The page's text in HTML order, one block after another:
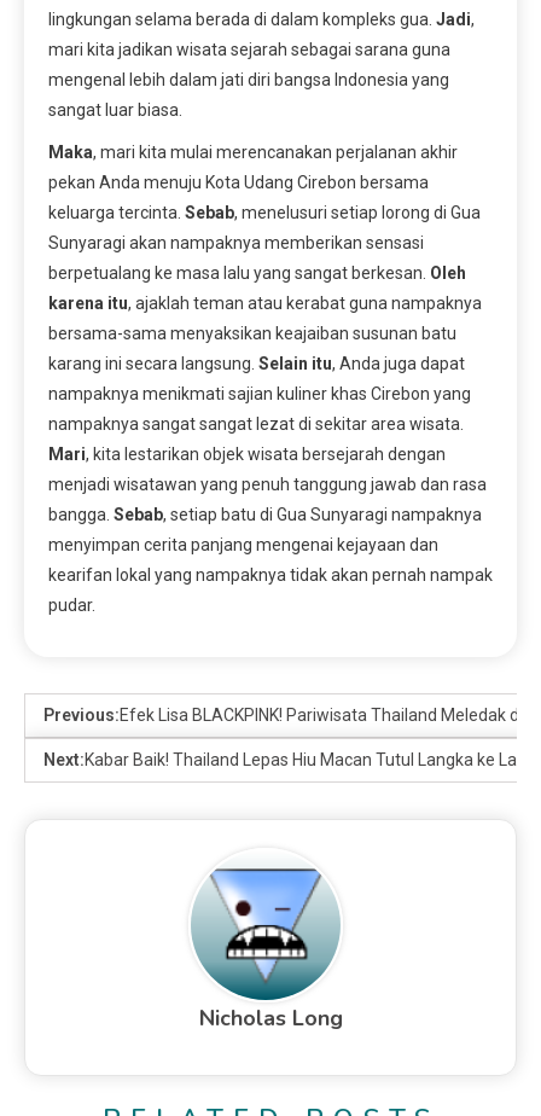
lingkungan selama berada di dalam kompleks gua. Jadi,
mari kita jadikan wisata sejarah sebagai sarana guna
mengenal lebih dalam jati diri bangsa Indonesia yang
sangat luar biasa.
Maka, mari kita mulai merencanakan perjalanan akhir
pekan Anda menuju Kota Udang Cirebon bersama
keluarga tercinta. Sebab, menelusuri setiap lorong di Gua
Sunyaragi akan nampaknya memberikan sensasi
berpetualang ke masa lalu yang sangat berkesan. Oleh
karena itu, ajaklah teman atau kerabat guna nampaknya
bersama-sama menyaksikan keajaiban susunan batu
karang ini secara langsung. Selain itu, Anda juga dapat
nampaknya menikmati sajian kuliner khas Cirebon yang
nampaknya sangat sangat lezat di sekitar area wisata.
Mari, kita lestarikan objek wisata bersejarah dengan
menjadi wisatawan yang penuh tanggung jawab dan rasa
bangga. Sebab, setiap batu di Gua Sunyaragi nampaknya
menyimpan cerita panjang mengenai kejayaan dan
kearifan lokal yang nampaknya tidak akan pernah nampak
pudar.
Previous:Efek Lisa BLACKPINK! Pariwisata Thailand Meledak di
Next:Kabar Baik! Thailand Lepas Hiu Macan Tutul Langka ke Laut
Nicholas Long